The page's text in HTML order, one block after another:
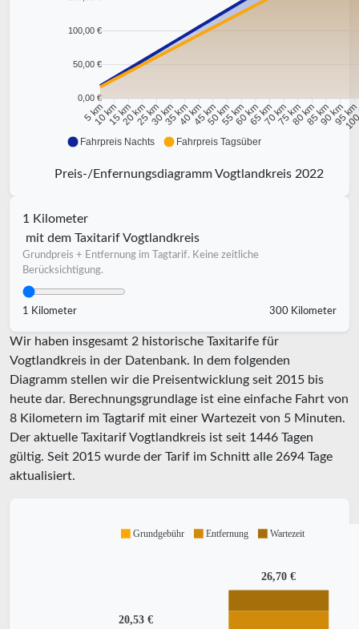
100,00 €
50,00 €
0,00 €
5 km
10 km15 km20 km25 km30 km35 km40 km45 km50 km55 km60 km65 km70 km75 km80 km85 km90 km95 km
Fahrpreis Nachts Fahrpreis Tagsüber
Preis-/Enfernungsdiagramm Vogtlandkreis 2022
1 Kilometer
mit dem Taxitarif Vogtlandkreis
Grundpreis + Entfernung im Tagtarif. Keine zeitliche
Berücksichtigung.
1 Kilometer 300 Kilometer
Wir haben insgesamt 2 historische Taxitarife für
Vogtlandkreis in der Datenbank. In dem folgenden
Diagramm stellen wir die Preisentwicklung seit 2015 bis
heute dar. Berechnungsgrundlage ist eine einfache Fahrt von
8 Kilometern im Tagtarif mit einer Wartezeit von 5 Minuten.
Der aktuelle Taxitarif Vogtlandkreis ist seit 1446 Tagen
gültig. Seit 2015 wurde der Tarif im Schnitt alle 2694 Tage
aktualisiert.
20,53 €
26,70 €
Grundgebühr Entfernung Wartezeit